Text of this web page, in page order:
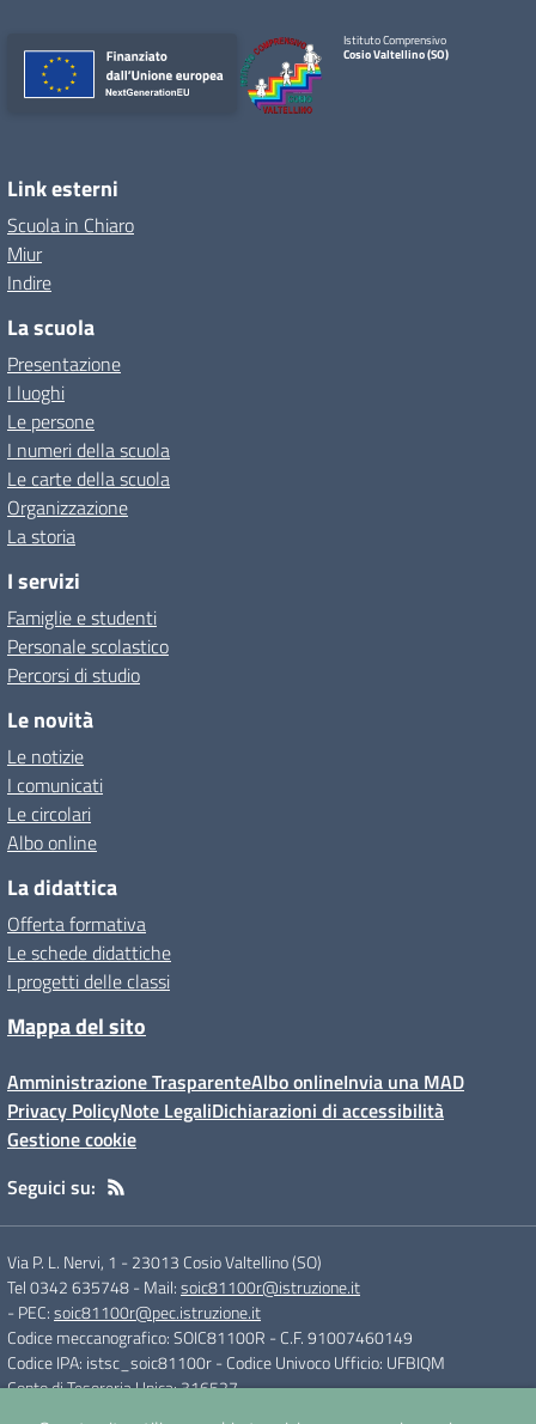
Istituto Comprensivo
Cosio Valtellino (SO)
Link esterni
Scuola in Chiaro
Miur
Indire
La scuola
Presentazione
I luoghi
Le persone
I numeri della scuola
Le carte della scuola
Organizzazione
La storia
I servizi
Famiglie e studenti
Personale scolastico
Percorsi di studio
Le novità
Le notizie
I comunicati
Le circolari
Albo online
La didattica
Offerta formativa
Le schede didattiche
I progetti delle classi
Mappa del sito
Amministrazione TrasparenteAlbo onlineInvia una MAD
Privacy PolicyNote LegaliDichiarazioni di accessibilità
Gestione cookie
Seguici su:
Via P. L. Nervi, 1 -23013 Cosio Valtellino (SO)
Tel 0342 635748- Mail:soic81100r@istruzione.it
- PEC:soic81100r@pec.istruzione.it
Codice meccanografico: SOIC81100R - C.F. 91007460149
Codice IPA: istsc_soic81100r- Codice Univoco Ufficio: UFBIQM
Conto di Tesoreria Unica: 316527